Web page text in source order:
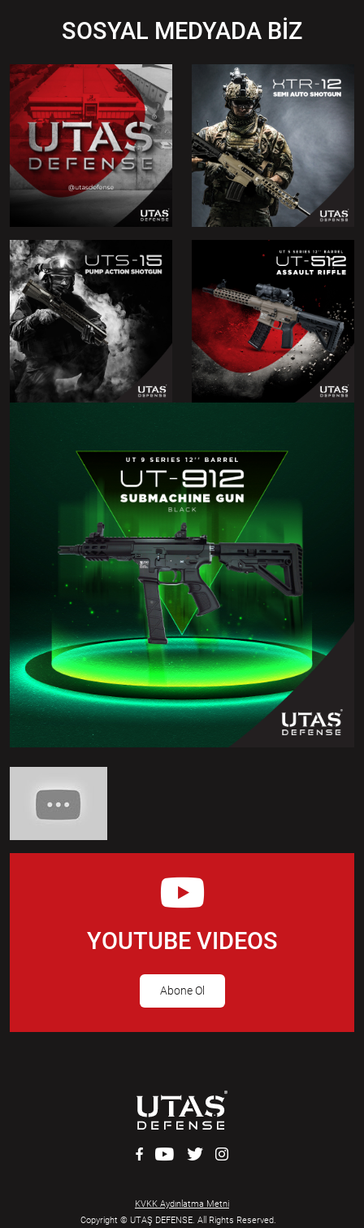
SOSYAL MEDYADA BİZ
YOUTUBE VIDEOS
Abone Ol
Copyright © UTAŞ DEFENSE. All Rights Reserved.
KVKK Aydınlatma Metni